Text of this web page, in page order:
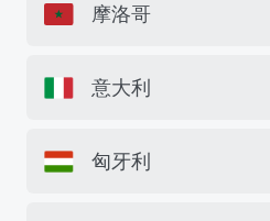
摩洛哥
意大利
匈牙利